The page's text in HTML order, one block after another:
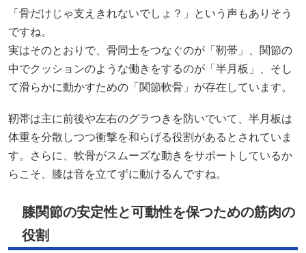
「骨だけじゃ支えきれないでしょ？」という声もありそう
ですね。
実はそのとおりで、骨同士をつなぐのが「靭帯」、関節の
中でクッションのような働きをするのが「半月板」、そし
て滑らかに動かすための「関節軟骨」が存在しています。
靭帯は主に前後や左右のグラつきを防いでいて、半月板は
体重を分散しつつ衝撃を和らげる役割があるとされていま
す。さらに、軟骨がスムーズな動きをサポートしているか
らこそ、膝は音を立てずに動けるんですね。
膝関節の安定性と可動性を保つための筋肉の
役割